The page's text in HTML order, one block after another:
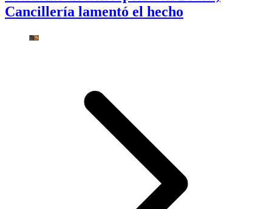
Cancillería lamentó el hecho